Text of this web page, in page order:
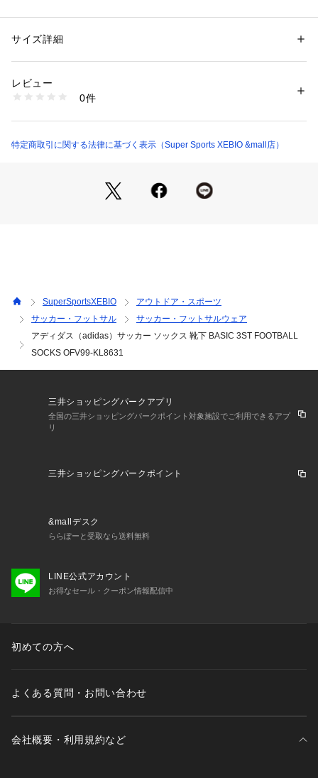
※本商品は製品特性上、試着後の返品はできかねます。試着前
なる場合があります。
※ブラウザやお使いのモニター環境により、掲載画像と実際の
予告なく変更することがあります。あらかじめご了承くださ
つした サッカー soccer フットボール サッカー小物 小物 アク
セサリー アクセサリー サッカーソックス サッカーストッキン
性別：レディース
ー・フットサルウェア
1540000485750
サイズ詳細
レビュー
0件
特定商取引に関する法律に基づく表示（Super Sports XEBIO &mall店）
SuperSportsXEBIO
アウトドア・スポーツ
サッカー・フットサル
サッカー・フットサルウェア
アディダス（adidas）サッカー ソックス 靴下 BASIC 3ST FOOTBALL
SOCKS OFV99-KL8631
三井ショッピングパークアプリ
全国の三井ショッピングパークポイント対象施設でご利用できるアプ
リ
三井ショッピングパークポイント
&mallデスク
ららぽーと受取なら送料無料
LINE公式アカウント
お得なセール・クーポン情報配信中
初めての方へ
よくある質問・お問い合わせ
会社概要・利用規約など